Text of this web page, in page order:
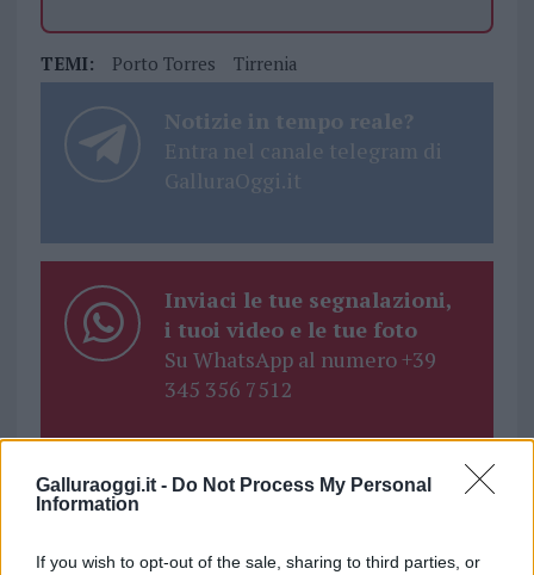
Galluraoggi.it - Do Not Process My Personal
Information
If you wish to opt-out of the sale, sharing to third parties, or
TEMI: Porto Torres Tirrenia
Notizie in tempo reale?
Entra nel canale telegram di
GalluraOggi.it
Inviaci le tue segnalazioni,
i tuoi video e le tue foto
Su WhatsApp al numero +39
345 356 7512